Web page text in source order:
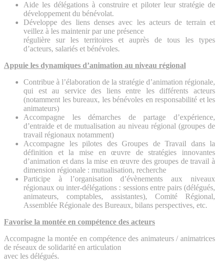
Aide les délégations à construire et piloter leur stratégie de
développement du bénévolat.
Développe des liens denses avec les acteurs de terrain et
veillez à les maintenir par une présence
régulière sur les territoires et auprès de tous les types
d’acteurs, salariés et bénévoles.
Appuie les dynamiques d’animation au niveau régional
Contribue à l’élaboration de la stratégie d’animation régionale,
qui est au service des liens entre les différents acteurs
(notamment les bureaux, les bénévoles en responsabilité et les
animateurs)
Accompagne les démarches de partage d’expérience,
d’entraide et de mutualisation au niveau régional (groupes de
travail régionaux notamment)
Accompagne les pilotes des Groupes de Travail dans la
définition et la mise en œuvre de stratégies innovantes
d’animation et dans la mise en œuvre des groupes de travail à
dimension régionale : mutualisation, recherche
Participe à l’organisation d’évènements aux niveaux
régionaux ou inter-délégations : sessions entre pairs (délégués,
animateurs, comptables, assistantes), Comité Régional,
Assemblée Régionale des Bureaux, bilans perspectives, etc.
Favorise la montée en compétence des acteurs
Accompagne la montée en compétence des animateurs / animatrices
de réseaux de solidarité en articulation
avec les délégués.